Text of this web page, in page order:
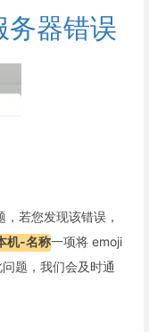
务器错误
若您发现该错误，
机-名称一项将 emoji
题，我们会及时通